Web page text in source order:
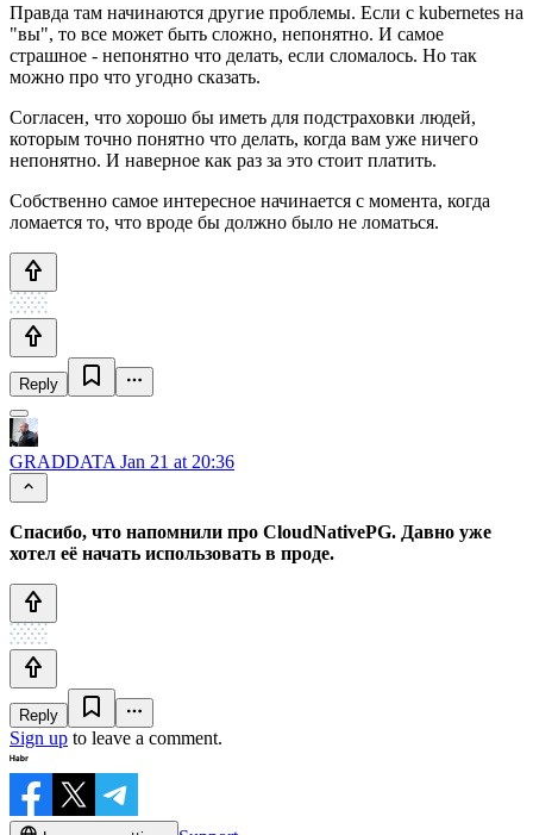
Правда там начинаются другие проблемы. Если с kubernetes на
"вы", то все может быть сложно, непонятно. И самое
страшное - непонятно что делать, если сломалось. Но так
можно про что угодно сказать.
Согласен, что хорошо бы иметь для подстраховки людей,
которым точно понятно что делать, когда вам уже ничего
непонятно. И наверное как раз за это стоит платить.
Собственно самое интересное начинается с момента, когда
ломается то, что вроде бы должно было не ломаться.
Reply
GRADDATA Jan 21 at 20:36
Спасибо, что напомнили про CloudNativePG. Давно уже
хотел её начать использовать в проде.
Reply
Sign up to leave a comment.